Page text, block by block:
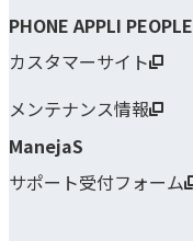
PHONE APPLI PEOPLE
カスタマーサイト
メンテナンス情報
ManejaS
サポート受付フォーム